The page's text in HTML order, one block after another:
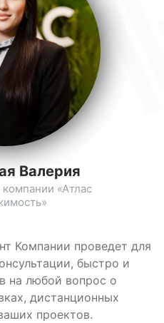
Компании проведет для
быстро и
на любой вопрос о
дистанционных
проектов.
Валерия
«Атлас